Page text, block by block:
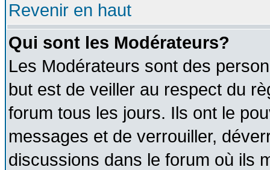
Revenir en haut
Qui sont les Modérateurs?
Les Modérateurs sont des
but est de veiller au respect du
forum tous les jours. Ils ont le
messages et de verrouiller,
discussions dans le forum où ils